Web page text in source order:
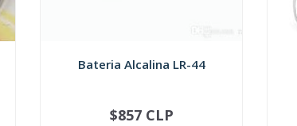
Bateria Alcalina LR-44
SOLD OUT
$857 CLP